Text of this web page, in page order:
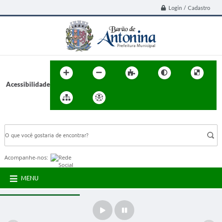
Login / Cadastro
Acessibilidade
Acompanhe-nos:
MENU